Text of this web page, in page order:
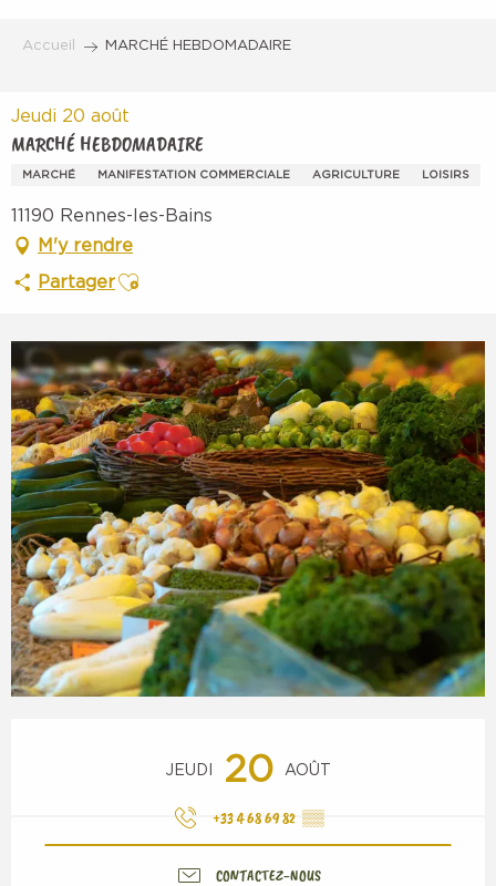
Accueil MARCHÉ HEBDOMADAIRE
Jeudi 20 août
MARCHÉ HEBDOMADAIRE
MARCHÉ MANIFESTATION COMMERCIALE AGRICULTURE LOISIRS
11190 Rennes-les-Bains
M'y rendre
PartagerAjouter aux favoris
JEUDI 20 AOÛT
+33 4 68 69 82 ▒▒
CONTACTEZ-NOUS